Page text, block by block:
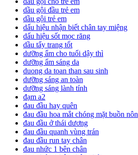
dầu gội đầu trẻ em
dầu gội trẻ em
dấu hiệu nhận biết chân tay miệng
dấu hiệu sốt mọc răng
dầu tẩy trang tốt
dưỡng ẩm cho tuổi dậy thì
dưỡng ẩm sáng da
duong da toan than sau sinh
dưỡng sáng an toàn
dưỡng sáng lành tính
đạm a2
đau đầu hay quên
đau đầu hoa mắt chóng mặt buồn nôn
đau đầu ở thái dương
đau đầu quanh vùng trán
đau đầu run tay chân
đau nhức 1 bên chân